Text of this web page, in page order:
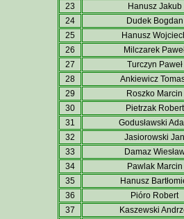
23
Hanusz Jakub
24
Dudek Bogdan
25
Hanusz
26
Milczarek
27
Turczyn Paweł
28
Ankiewicz
29
Roszko Marcin
30
Pietrzak Robert
31
Godusławski
32
Jasiorowski Jan
33
Damaz
34
Pawlak Marcin
35
Hanusz
36
Pióro Robert
37
Kaszewski